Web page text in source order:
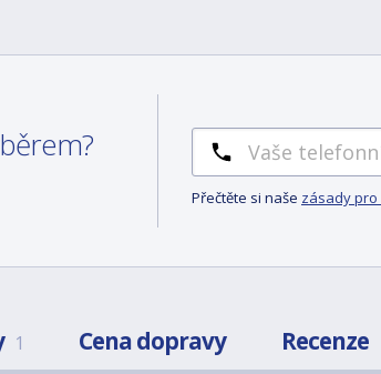
Přečtěte si naše zásady
1 Cena dopravy Recenze